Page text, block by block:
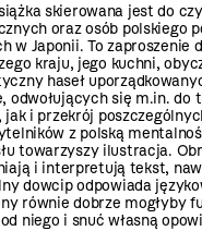
skierowana jest do
oraz osób polskiego
w Japonii. To zaproszenie
kraju, jego kuchni,
haseł
odwołujących się m.in. do
i przekrój
z polską
towarzyszy ilustracja.
i interpretują tekst,
dowcip odpowiada
równie dobrze mogłyby
niego i snuć własną